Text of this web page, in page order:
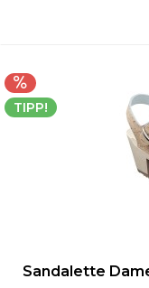
TIPP!
Sandalette